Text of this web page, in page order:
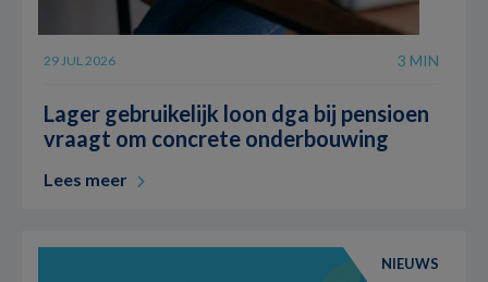
29 JUL 2026 3 MIN
Lager gebruikelijk loon dga bij pensioen
vraagt om concrete onderbouwing
Lees meer
NIEUWS